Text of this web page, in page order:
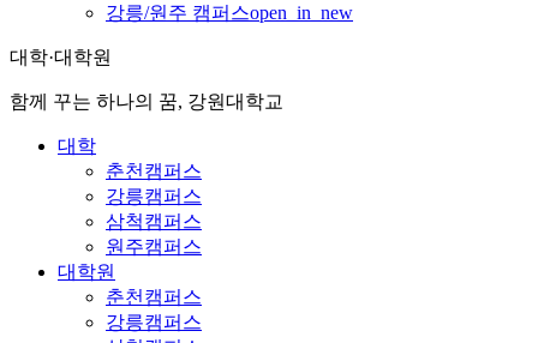
강릉/원주 캠퍼스open_in_new
대학·대학원
함께 꾸는 하나의 꿈, 강원대학교
대학
춘천캠퍼스
강릉캠퍼스
삼척캠퍼스
원주캠퍼스
대학원
춘천캠퍼스
강릉캠퍼스